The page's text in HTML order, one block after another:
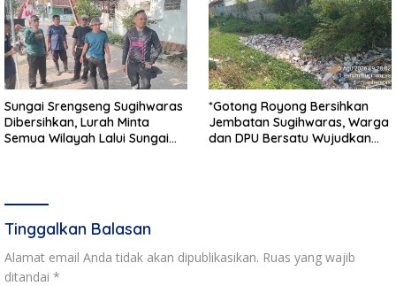
Sungai Srengseng Sugihwaras
Dibersihkan, Lurah Minta
Semua Wilayah Lalui Sungai
*Gotong Royong Bersihkan
Jembatan Sugihwaras, Warga
dan DPU Bersatu Wujudkan
Tinggalkan Balasan
Alamat email Anda tidak akan dipublikasikan. Ruas yang wajib
ditandai *